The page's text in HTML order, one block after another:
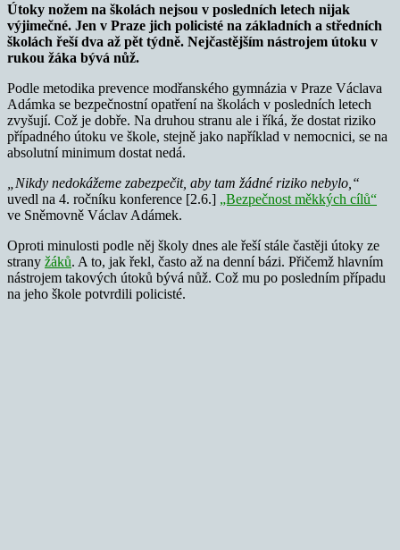
Útoky nožem na školách nejsou v posledních letech nijak
výjimečné. Jen v Praze jich policisté na základních a středních
školách řeší dva až pět týdně. Nejčastějším nástrojem útoku v
rukou žáka bývá nůž.
Podle metodika prevence modřanského gymnázia v Praze Václava
Adámka se bezpečnostní opatření na školách v posledních letech
zvyšují. Což je dobře. Na druhou stranu ale i říká, že dostat riziko
případného útoku ve škole, stejně jako například v nemocnici, se na
absolutní minimum dostat nedá.
„Nikdy nedokážeme zabezpečit, aby tam žádné riziko nebylo,“
uvedl na 4. ročníku konference [2.6.] „Bezpečnost měkkých cílů“
ve Sněmovně Václav Adámek.
Oproti minulosti podle něj školy dnes ale řeší stále častěji útoky ze
strany žáků. A to, jak řekl, často až na denní bázi. Přičemž hlavním
nástrojem takových útoků bývá nůž. Což mu po posledním případu
na jeho škole potvrdili policisté.